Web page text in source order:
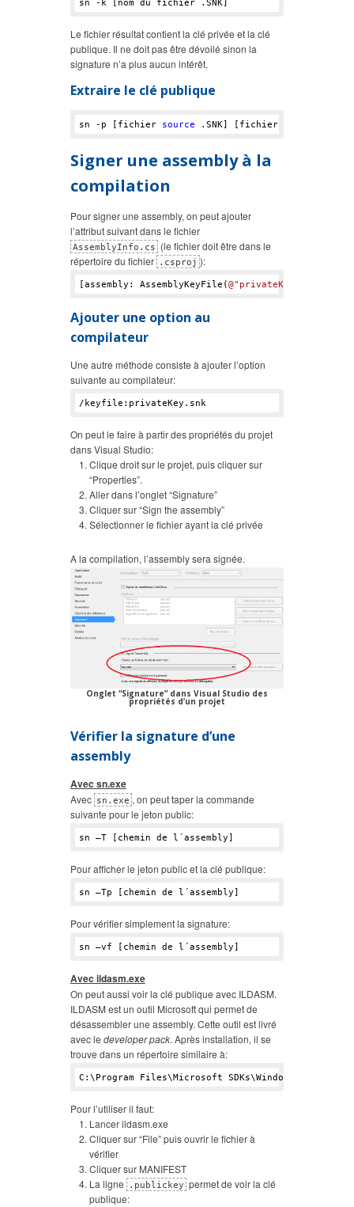
Le fichier résultat contient la clé privée et la clé
publique. Il ne doit pas être dévoilé sinon la
signature n’a plus aucun intérêt.
Extraire le clé publique
sn -p [fichier source
Signer une assembly à la
compilation
Pour signer une assembly, on peut ajouter
l’attribut suivant dans le fichier
AssemblyInfo.cs (le fichier doit être dans le
répertoire du fichier
.csproj ):
[assembly: AssemblyKeyFile(@"privateKey.snk"
Ajouter une option au
compilateur
Une autre méthode consiste à ajouter l’option
suivante au compilateur:
On peut le faire à partir des propriétés du projet
dans Visual Studio:
Clique droit sur le projet, puis cliquer sur
“Properties”.
Aller dans l’onglet “Signature”
Cliquer sur “Sign the assembly”
Sélectionner le fichier ayant la clé privée
A la compilation, l’assembly sera signée.
Onglet “Signature” dans Visual Studio des
propriétés d’un projet
Vérifier la signature d’une
assembly
Avec sn.exe
Avec sn.exe , on peut taper la commande
suivante pour le jeton public:
Pour afficher le jeton public et la clé publique:
Pour vérifier simplement la signature:
Avec ildasm.exe
On peut aussi voir la clé publique avec ILDASM.
ILDASM est un outil Microsoft qui permet de
désassembler une assembly. Cette outil est livré
avec le developer pack. Après installation, il se
trouve dans un répertoire similaire à:
C:\Program Files\Microsoft SDKs\Windows\v10.
Pour l’utiliser il faut:
Lancer ildasm.exe
Cliquer sur “File” puis ouvrir le fichier à
vérifier
Cliquer sur MANIFEST
La ligne
.publickey permet de voir la clé
publique: